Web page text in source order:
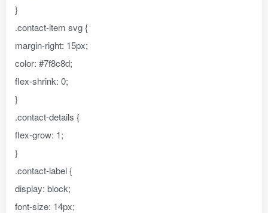
}
.contact-item svg {
margin-right: 15px;
color: #7f8c8d;
flex-shrink: 0;
}
.contact-details {
flex-grow: 1;
}
.contact-label {
display: block;
font-size: 14px;